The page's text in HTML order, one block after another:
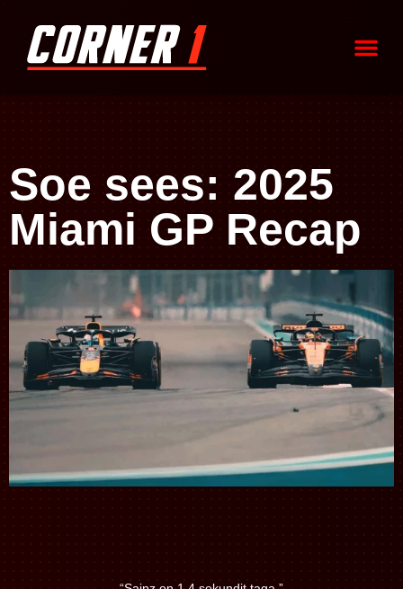
Soe sees: 2025
Miami GP Recap